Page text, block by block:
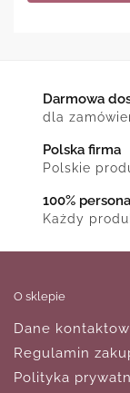
Darmowa
dla
Polska firma
Polskie
100%
Każdy
O sklepie
Dane
Regulamin
Polityka